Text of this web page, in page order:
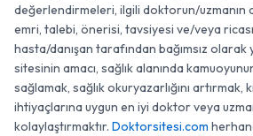
değerlendirmeleri, ilgili doktorun/uzmanın
emri, talebi, önerisi, tavsiyesi ve/veya ricası
hasta/danışan tarafından bağımsız olarak
sitesinin amacı, sağlık alanında
sağlamak, sağlık okuryazarlığını artırmak,
ihtiyaçlarına uygun en iyi doktor veya
kolaylaştırmaktır. Doktorsitesi.com